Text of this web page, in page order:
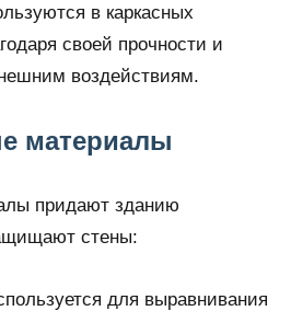
в каркасных
своей прочности и
воздействиям.
материалы
придают зданию
стены:
для выравнивания